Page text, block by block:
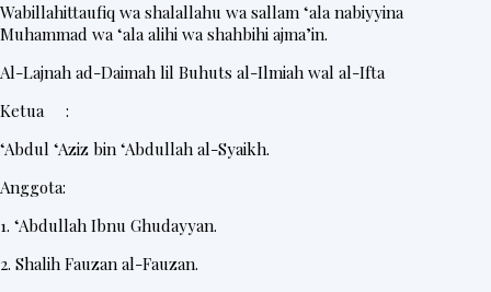
Wabillahittaufiq wa shalallahu wa sallam ‘ala nabiyyina
Muhammad wa ‘ala alihi wa shahbihi ajma’in.
Al-Lajnah ad-Daimah lil Buhuts al-Ilmiah wal al-Ifta
Ketua :
‘Abdul ‘Aziz bin ‘Abdullah al-Syaikh.
Anggota:
1. ‘Abdullah Ibnu Ghudayyan.
2. Shalih Fauzan al-Fauzan.